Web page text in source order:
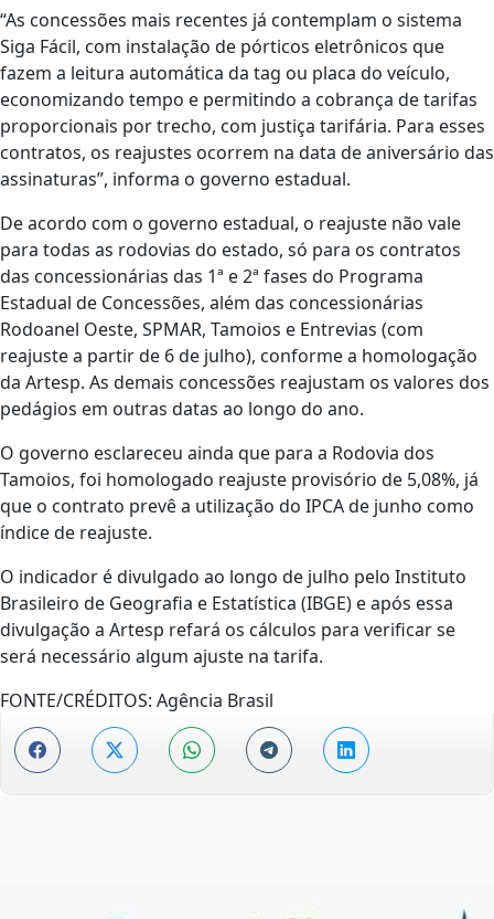
“As concessões mais recentes já contemplam o sistema
Siga Fácil, com instalação de pórticos eletrônicos que
fazem a leitura automática da tag ou placa do veículo,
economizando tempo e permitindo a cobrança de tarifas
proporcionais por trecho, com justiça tarifária. Para esses
contratos, os reajustes ocorrem na data de aniversário das
assinaturas”, informa o governo estadual.
De acordo com o governo estadual, o reajuste não vale
para todas as rodovias do estado, só para os contratos
das concessionárias das 1ª e 2ª fases do Programa
Estadual de Concessões, além das concessionárias
Rodoanel Oeste, SPMAR, Tamoios e Entrevias (com
reajuste a partir de 6 de julho), conforme a homologação
da Artesp. As demais concessões reajustam os valores dos
pedágios em outras datas ao longo do ano.
O governo esclareceu ainda que para a Rodovia dos
Tamoios, foi homologado reajuste provisório de 5,08%, já
que o contrato prevê a utilização do IPCA de junho como
índice de reajuste.
O indicador é divulgado ao longo de julho pelo Instituto
Brasileiro de Geografia e Estatística (IBGE) e após essa
divulgação a Artesp refará os cálculos para verificar se
será necessário algum ajuste na tarifa.
FONTE/CRÉDITOS: Agência Brasil